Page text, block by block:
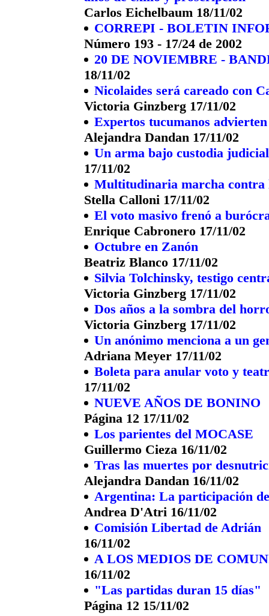
Carlos Eichelbaum 18/11/02
CORREPI - BOLETIN
Número 193 - 17/24 de 2002
20 DE NOVIEMBRE -
18/11/02
Nicolaides será careado con
Victoria Ginzberg 17/11/02
Expertos tucumanos
Alejandra Dandan 17/11/02
Un arma bajo custodia
17/11/02
Multitudinaria marcha contra
Stella Calloni 17/11/02
El voto masivo frenó a
Enrique Cabronero 17/11/02
Octubre en Zanón
Beatriz Blanco 17/11/02
Silvia Tolchinsky, testigo
Victoria Ginzberg 17/11/02
Dos años a la sombra del
Victoria Ginzberg 17/11/02
Un anónimo menciona a un
Adriana Meyer 17/11/02
Boleta para anular voto y
17/11/02
NUEVE AÑOS DE BONINO
Página 12 17/11/02
Los parientes del MOCASE
Guillermo Cieza 16/11/02
Tras las muertes por
Alejandra Dandan 16/11/02
Argentina: La participación
Andrea D'Atri 16/11/02
Comisión Libertad de Adrián
16/11/02
A LOS MEDIOS DE
16/11/02
"Las partidas duran 15 días"
Página 12 15/11/02